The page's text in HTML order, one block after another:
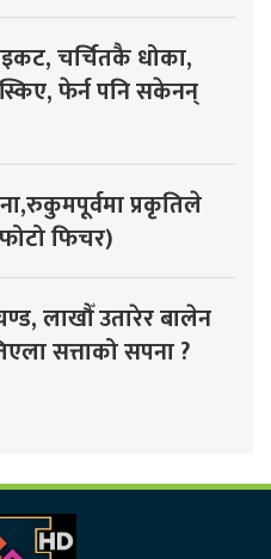
चर्चितकै धोका,
फेर्न पनि सकेनन्
प्रकृतिले
फिचर)
लाखौँ उतारेर बालेन
सत्ताको सपना ?